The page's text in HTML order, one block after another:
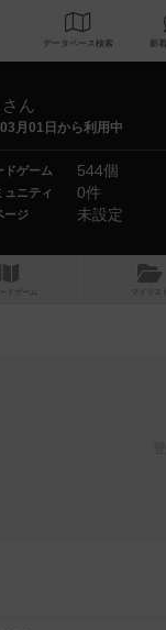
データベース 検索
さん
月01日から利用中
ドゲーム 544個
ュニティ 0件
ージ 未設定
ドゲーム マイリスト